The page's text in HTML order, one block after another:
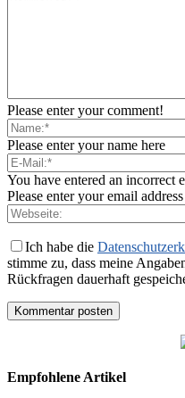
Please enter your comment!
Please enter your name here
You have entered an incorrect
Please enter your email
Ich habe die
stimme zu, dass meine
Rückfragen dauerhaft
Empfohlene Artikel